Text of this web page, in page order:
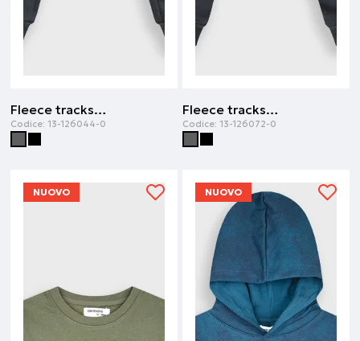
Fleece tracksuit | Antracite
Codice: 13-126044-0
Fleece tracksuit | Antracite
Codice: 13-126072-0
NUOVO NUOVO